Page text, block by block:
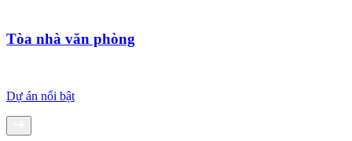
Tòa nhà văn phòng
Dự án nổi bật